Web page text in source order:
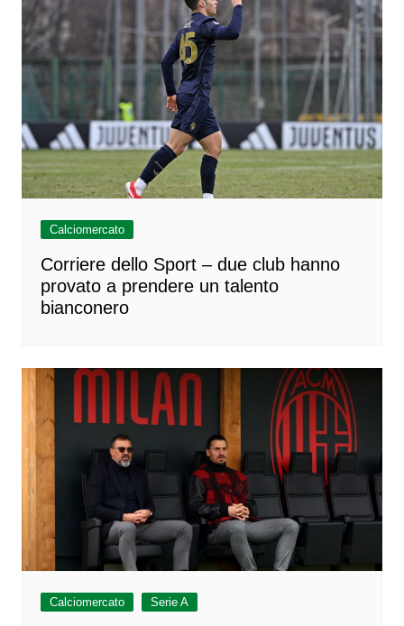
Calciomercato
Corriere dello Sport – due club hanno
provato a prendere un talento
bianconero
Calciomercato Serie A